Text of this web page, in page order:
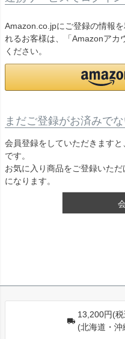
Amazon.co.jpにご登録の情報
れるお客様は、「Amazonアカ
ください。
まだご登録がお済みで
会員登録をしていただきます
です。
お気に入り商品をご登録いた
になります。
13,200円(
(北海道・沖